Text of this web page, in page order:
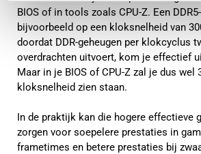
BIOS of in tools zoals CPU-Z. Een
bijvoorbeeld op een kloksnelheid van
doordat DDR-geheugen per klokcyclus
overdrachten uitvoert, kom je effectief
Maar in je BIOS of CPU-Z zal je dus wel
kloksnelheid zien staan.
In de praktijk kan die hogere effectieve
zorgen voor soepelere prestaties in
frametimes en betere prestaties bij